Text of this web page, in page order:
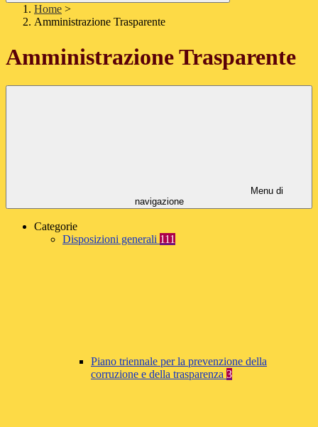
Home >
Amministrazione Trasparente
Amministrazione Trasparente
Menu di
navigazione
Categorie
Disposizioni generali 111
Piano triennale per la prevenzione della
corruzione e della trasparenza 3